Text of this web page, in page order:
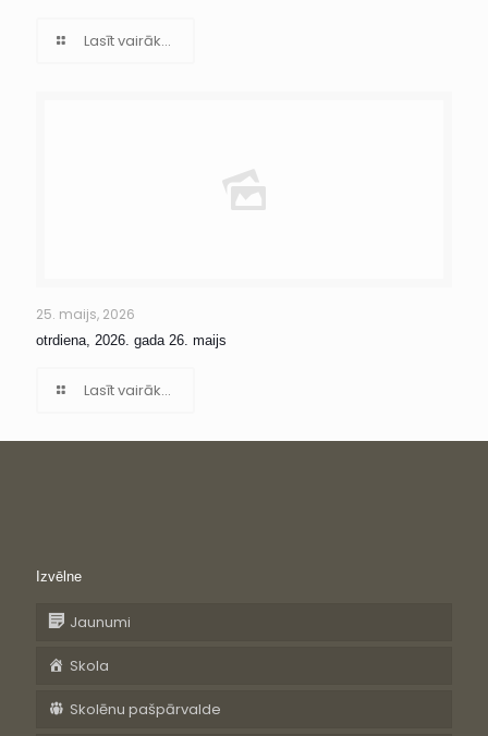
Lasīt vairāk...
25. maijs, 2026
otrdiena, 2026. gada 26. maijs
Lasīt vairāk...
Izvēlne
Jaunumi
Skola
Skolēnu pašpārvalde